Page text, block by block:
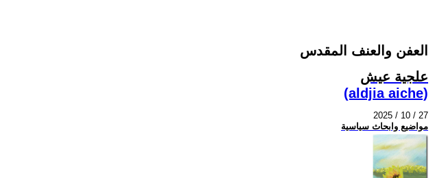
العفن والعنف المقدس
علجية عيش
(aldjia aiche)
2025 / 10 / 27
مواضيع وابحاث سياسية